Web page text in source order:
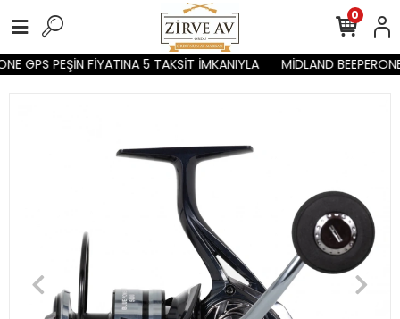
GPS PEŞİN FİYATINA 5 TAKSİT İMKANIYLA MİDLAND
0